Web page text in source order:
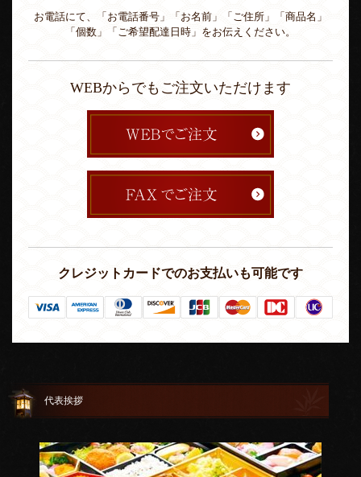
お電話にて、「お電話番号」「お名前」「ご住所」「商品名」
「個数」「ご希望配達日時」をお伝えください。
WEBからでもご注文いただけます
クレジットカードでのお支払いも可能です
代表挨拶